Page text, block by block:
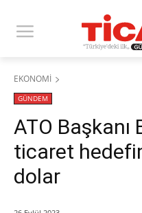
EKONOMİ
GÜNDEM
ATO Başkanı
ticaret
dolar